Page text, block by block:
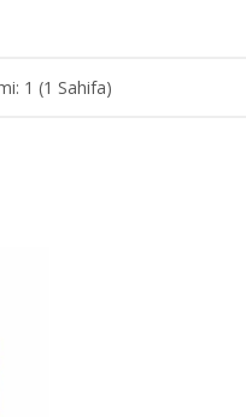
1 (1 Sahifa)